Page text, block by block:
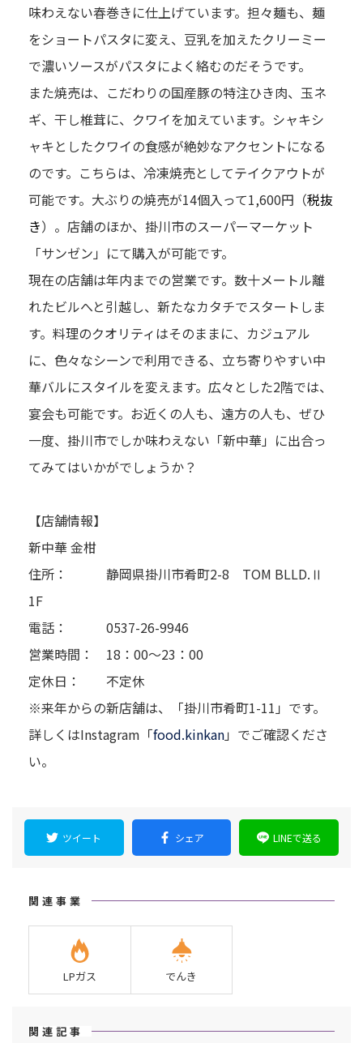
味わえない春巻きに仕上げています。担々麺も、麺
をショートパスタに変え、豆乳を加えたクリーミー
で濃いソースがパスタによく絡むのだそうです。
また焼売は、こだわりの国産豚の特注ひき肉、玉ネ
ギ、干し椎茸に、クワイを加えています。シャキシ
ャキとしたクワイの食感が絶妙なアクセントになる
のです。こちらは、冷凍焼売としてテイクアウトが
可能です。大ぶりの焼売が14個入って1,600円（税抜
き）。店舗のほか、掛川市のスーパーマーケット
「サンゼン」にて購入が可能です。
現在の店舗は年内までの営業です。数十メートル離
れたビルへと引越し、新たなカタチでスタートしま
す。料理のクオリティはそのままに、カジュアル
に、色々なシーンで利用できる、立ち寄りやすい中
華バルにスタイルを変えます。広々とした2階では、
宴会も可能です。お近くの人も、遠方の人も、ぜひ
一度、掛川市でしか味わえない「新中華」に出合っ
てみてはいかがでしょうか？
【店舗情報】
新中華 金柑
住所： 静岡県掛川市肴町2-8 TOM BLLD.Ⅱ
1F
電話： 0537-26-9946
営業時間： 18：00～23：00
定休日： 不定休
※来年からの新店舗は、「掛川市肴町1-11」です。
詳しくはInstagram「food.kinkan」でご確認くださ
い。
ツイート シェア LINEで送る
関連事業
LPガス でんき
関連記事